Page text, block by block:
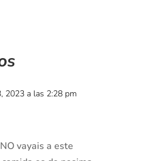
2023 a las 2:28 pm
vayais a este